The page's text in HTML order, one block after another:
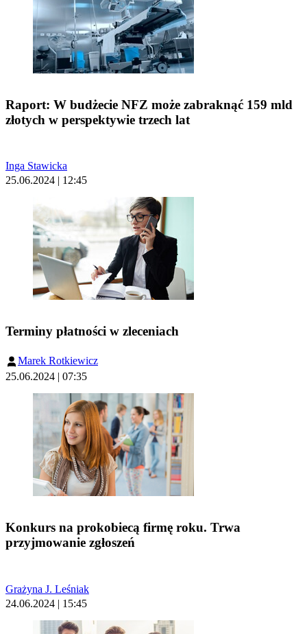
Raport: W budżecie NFZ może zabraknąć 159 mld
złotych w perspektywie trzech lat
Inga Stawicka
25.06.2024 | 12:45
Terminy płatności w zleceniach
Marek Rotkiewicz
25.06.2024 | 07:35
Konkurs na prokobiecą firmę roku. Trwa
przyjmowanie zgłoszeń
Grażyna J. Leśniak
24.06.2024 | 15:45